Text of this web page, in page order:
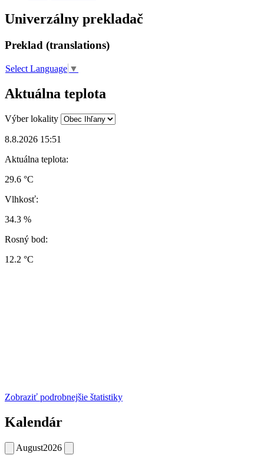
Univerzálny prekladač
Preklad (translations)
Select Language ▼
Aktuálna teplota
Výber lokality
8.8.2026 15:51
Aktuálna teplota:
29.6 °C
Vlhkosť:
34.3 %
Rosný bod:
12.2 °C
Zobraziť podrobnejšie štatistiky
Kalendár
August2026